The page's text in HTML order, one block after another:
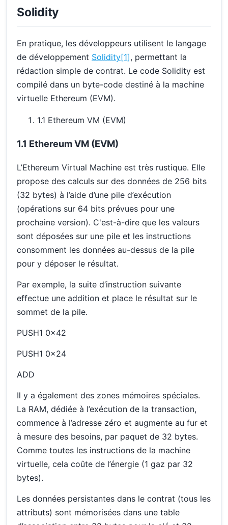
Solidity
En pratique, les développeurs utilisent le langage
de développement Solidity[1], permettant la
rédaction simple de contrat. Le code Solidity est
compilé dans un byte-code destiné à la machine
virtuelle Ethereum (EVM).
1.1 Ethereum VM (EVM)
1.1 Ethereum VM (EVM)
L’Ethereum Virtual Machine est très rustique. Elle
propose des calculs sur des données de 256 bits
(32 bytes) à l’aide d’une pile d’exécution
(opérations sur 64 bits prévues pour une
prochaine version). C'est-à-dire que les valeurs
sont déposées sur une pile et les instructions
consomment les données au-dessus de la pile
pour y déposer le résultat.
Par exemple, la suite d’instruction suivante
effectue une addition et place le résultat sur le
sommet de la pile.
PUSH1 0x42
PUSH1 0x24
ADD
Il y a également des zones mémoires spéciales.
La RAM, dédiée à l’exécution de la transaction,
commence à l’adresse zéro et augmente au fur et
à mesure des besoins, par paquet de 32 bytes.
Comme toutes les instructions de la machine
virtuelle, cela coûte de l’énergie (1 gaz par 32
bytes).
Les données persistantes dans le contrat (tous les
attributs) sont mémorisées dans une table